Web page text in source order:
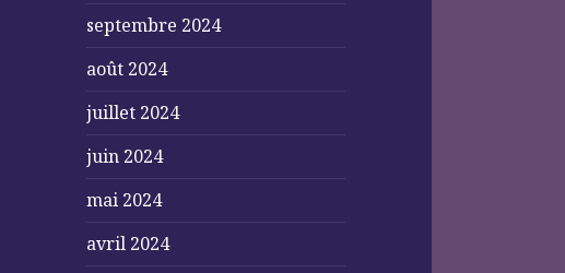
septembre 2024
août 2024
juillet 2024
juin 2024
mai 2024
avril 2024